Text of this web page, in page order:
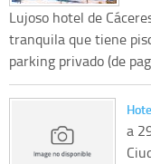
Lujoso hotel de
tranquila que tiene
parking privado (de
a